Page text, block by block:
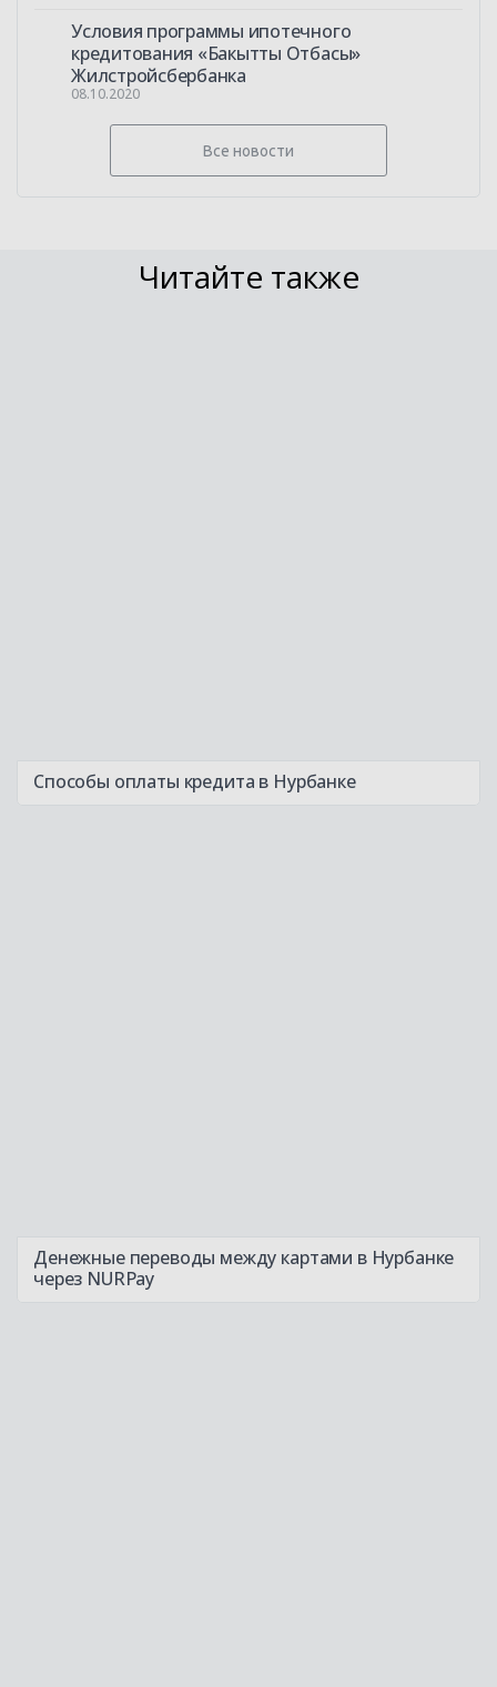
Условия программы ипотечного
кредитования «Бакытты Отбасы»
Жилстройсбербанка
08.10.2020
Все новости
Читайте также
Способы оплаты кредита в Нурбанке
Денежные переводы между картами в Нурбанке
через NURPay